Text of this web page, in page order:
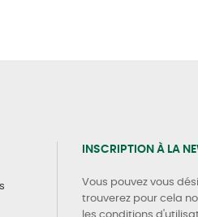
INSCRIPTION À LA
Vous pouvez vous
trouverez pour cela
les conditions